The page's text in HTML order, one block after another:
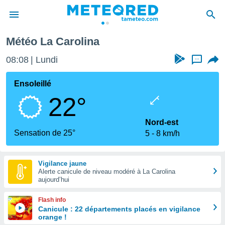
de
Météo La Carolina
08:08 Lundi ...
Ensoleillé
22°
Sensation de 25°
Nord-est
5
8 km/h
Vigilance jaune
Alerte canicule de niveau modéré à La Carolina
aujourd’hui
Flash info
Canicule : 22 départements placés en vigilance
orange !